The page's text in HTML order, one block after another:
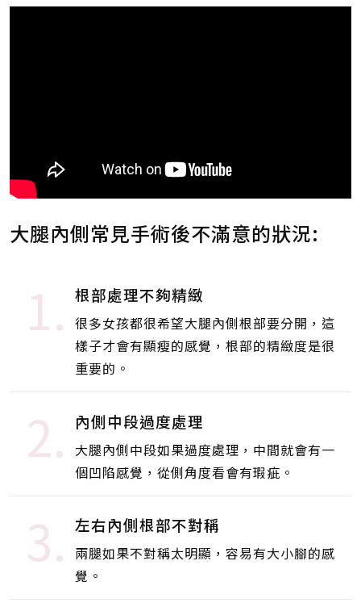
大腿內側常見手術後不滿意的狀況:
1. 根部處理不夠精緻
很多女孩都很希望大腿內側根部要分開，這
樣子才會有顯瘦的感覺，根部的精緻度是很
重要的。
2. 內側中段過度處理
大腿內側中段如果過度處理，中間就會有一
個凹陷感覺，從側角度看會有瑕疵。
3. 左右內側根部不對稱
兩腿如果不對稱太明顯，容易有大小腳的感
覺。